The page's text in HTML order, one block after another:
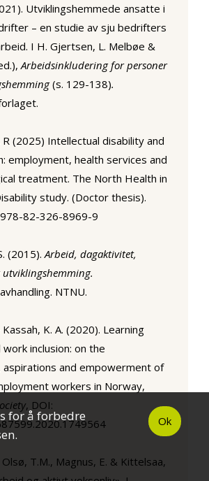
Utviklingshemmede ansatte i
– en studie av sju bedrifters
I H. Gjertsen, L. Melbøe &
Arbeidsinkludering for personer
(s. 129-138).
R (2025) Intellectual disability and
employment, health services and
treatment. The North Health in
study. (Doctor thesis).
978-82-326-8969-9
(2015). Arbeid, dagaktivitet,
NTNU.
K. A. (2020). Learning
inclusion: on the
aspirations and empowerment of
workers in Norway,
, DOI:
T.M., Magnus, E. & Kittelsaa,
for å forbedre
Ok